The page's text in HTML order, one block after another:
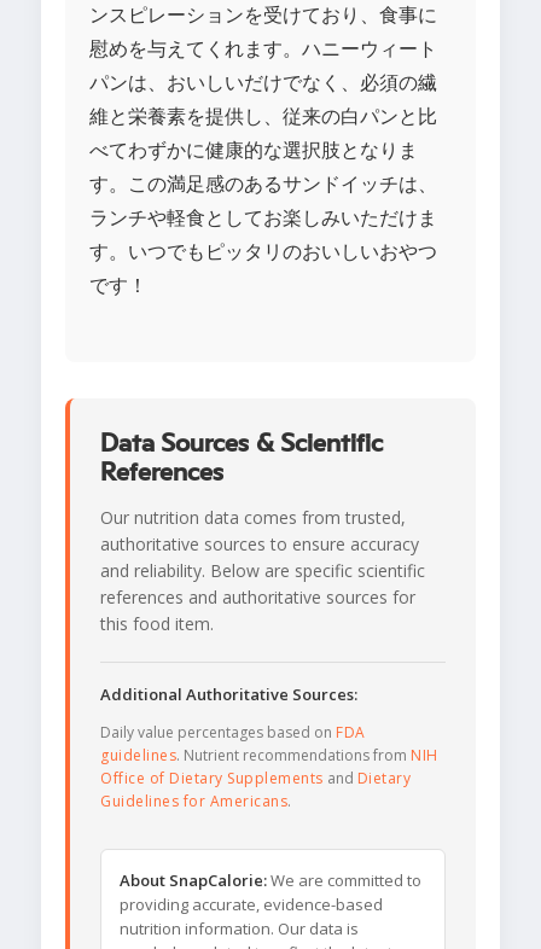
ンスピレーションを受けており、食事に
慰めを与えてくれます。ハニーウィート
パンは、おいしいだけでなく、必須の繊
維と栄養素を提供し、従来の白パンと比
べてわずかに健康的な選択肢となりま
す。この満足感のあるサンドイッチは、
ランチや軽食としてお楽しみいただけま
す。いつでもピッタリのおいしいおやつ
です！
Data Sources & Scientific
References
Our nutrition data comes from trusted,
authoritative sources to ensure accuracy
and reliability. Below are specific scientific
references and authoritative sources for
this food item.
Additional Authoritative Sources:
Daily value percentages based on FDA
guidelines. Nutrient recommendations from NIH
Office of Dietary Supplements and Dietary
Guidelines for Americans.
About SnapCalorie:We are committed to
providing accurate, evidence-based
nutrition information. Our data is